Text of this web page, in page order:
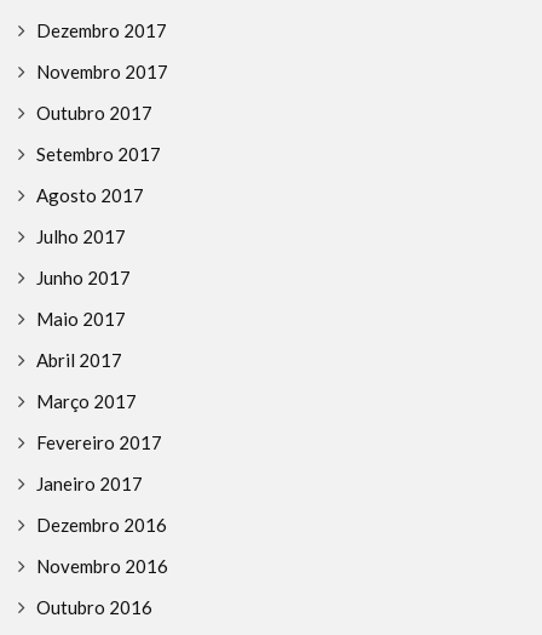
Dezembro 2017
Novembro 2017
Outubro 2017
Setembro 2017
Agosto 2017
Julho 2017
Junho 2017
Maio 2017
Abril 2017
Março 2017
Fevereiro 2017
Janeiro 2017
Dezembro 2016
Novembro 2016
Outubro 2016